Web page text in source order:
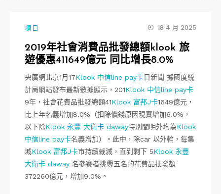
項目 18 4 月 2025
2019年社會消費品批發總額klook 旅
遊優惠411649億元 同比增長8.0%
央廣網北京1月17Klook 中信line pay卡日新聞 據國度統
計局網站發布最新數據顯示，201Klook 中信line pay卡
9年，社會花費品批發總額41Klook 富邦J卡1649億元，
比上年名義增加8.0%（扣除價錢原因現實增加6.0%，
以下除Klook 永豐 大衛卡 daway特別闡明外均為Klook
中信line pay卡名義增加）。此中，除car 以外輪，每集
城Klook 富邦J卡市持續裁減，直到剩下 5Klook 永豐
大衛卡 daway 名參賽者挑釁五名的花費品批發額
372260億元，增加9.0%。